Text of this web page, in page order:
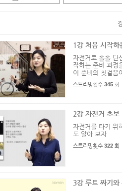
1강 처음 시작하
자전거로 홀홀 단
작하는 준비 과정
이 준비의 첫걸음
스트리밍횟수 345회
2강 자전거 초보
자전거를 타기 위
도 알아 보자
스트리밍횟수 322회
3강 루트 짜기와